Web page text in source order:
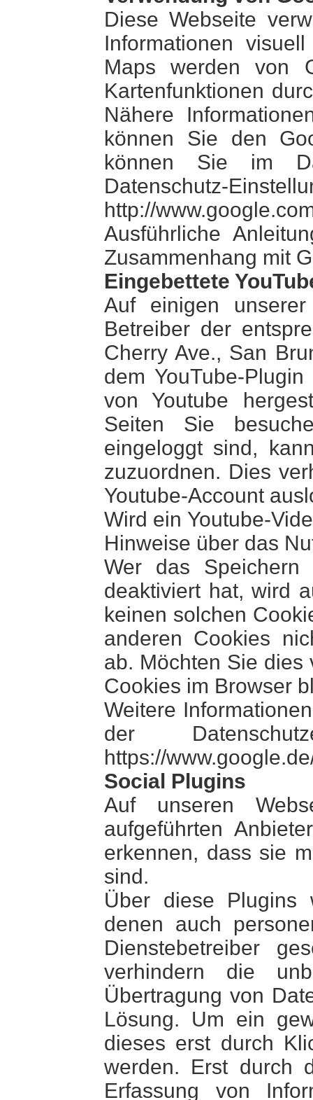
Diese Webseite
Informationen
Maps werden von
Kartenfunktionen
Nähere
können Sie den
können Sie im
http://
Ausführliche
Zusammenhang mit
Eingebettete
Auf einigen
Betreiber der
Cherry Ave., San
dem YouTube-
von Youtube
Seiten Sie
eingeloggt sind,
zuzuordnen. Dies
Youtube-Account
Wird ein Youtube-
Hinweise über das
Wer das Speichern
deaktiviert hat, wird
keinen solchen
anderen Cookies
ab. Möchten Sie
Cookies im Browser
Weitere
der
https://
Social Plugins
Auf unseren
aufgeführten
erkennen, dass sie
sind.
Über diese Plugins
denen auch
Dienstebetreiber
verhindern die
Übertragung von
Lösung. Um ein
dieses erst durch
werden. Erst durch
Erfassung von